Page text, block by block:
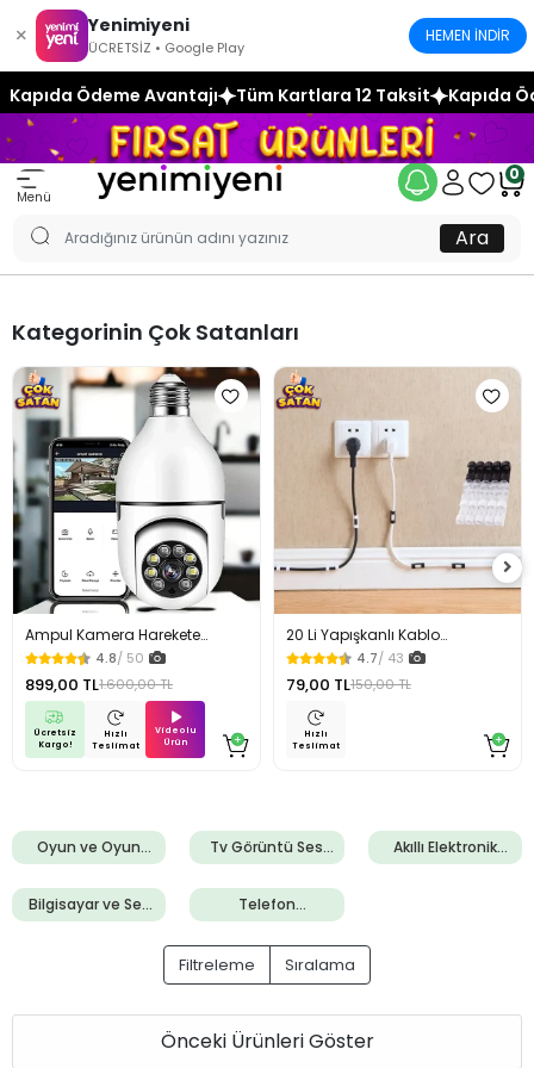
× Yenimiyeni
ÜCRETSİZ • Google Play
HEMEN İNDİR
Avantajı Tüm Kartlara 12 Taksit Kapıda Ödeme Avantajı
Menü
0
Ara
Kategorinin Çok Satanları
Ampul Kamera Harekete
Duyarlı Gece Görüşlü
4.8/ 50
899,00 TL1.600,00 TL
Ücretsiz
Kargo!
Hızlı
Teslimat
Videolu
Ürün
20 Li Yapışkanlı Kablo
Sabitleyici Şeffaf Klips
4.7/ 43
79,00 TL150,00 TL
Hızlı
Teslimat
Oyun ve Oyun
Konsolları
Tv Görüntü Ses
Sistemleri
Akıllı Elektronik
Aletler
Bilgisayar ve Ses
Sistemleri
Telefon
Aksesuarları
Filtreleme Sıralama
Önceki Ürünleri Göster